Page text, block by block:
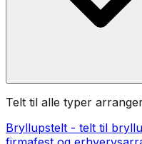
Telt til alle typer
Bryllupstelt - telt til